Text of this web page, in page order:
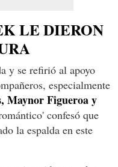
LE DIERON
y se refirió al apoyo
especialmente
Maynor Figueroa y
confesó que
la espalda en este